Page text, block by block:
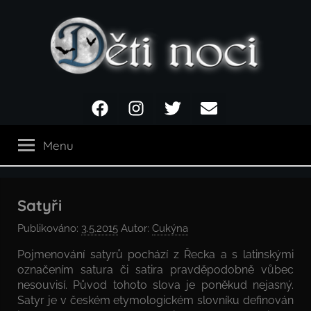
noci
FacebookInstagramTwitter Email
Menu
Satyři
Publikováno: 3.5.2015 Autor: Cukýna
Pojmenování satyrů pochází z Řecka a s latinskými
označením satura či satira pravděpodobně vůbec
nesouvisí. Původ tohoto slova je poněkud nejasný.
Satyr je v českém etymologickém slovníku definován